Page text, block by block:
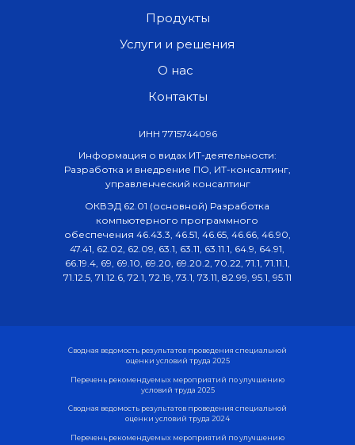
Информация о видах ИТ-деятельности:
Разработка и внедрение ПО, ИТ-консалтинг,
управленческий консалтинг
ОКВЭД 62.01 (основной) Разработка
компьютерного программного
обеспечения 46.43.3, 46.51, 46.65, 46.66, 46.90,
47.41, 62.02, 62.09, 63.1, 63.11, 63.11.1, 64.9, 64.91,
66.19.4, 69, 69.10, 69.20, 69.20.2, 70.22, 71.1, 71.11.1,
71.12.5, 71.12.6, 72.1, 72.19, 73.1, 73.11, 82.99, 95.1, 95.11
ИНН 7715744096
Продукты
О нас
Контакты
Услуги и решения
Сводная ведомость результатов проведения специальной
оценки условий труда 2024
Перечень рекомендуемых мероприятий по улучшению
Сводная ведомость результатов проведения специальной
оценки условий труда 2025
Перечень рекомендуемых мероприятий по улучшению
условий труда 2025